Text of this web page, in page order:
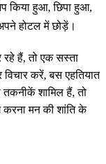
किया हुआ, छिपा हुआ,
होटल में छोड़ें।
हैं, तो एक सस्ता
करें, बस एहतियात
शामिल हैं, तो
मन की शांति के